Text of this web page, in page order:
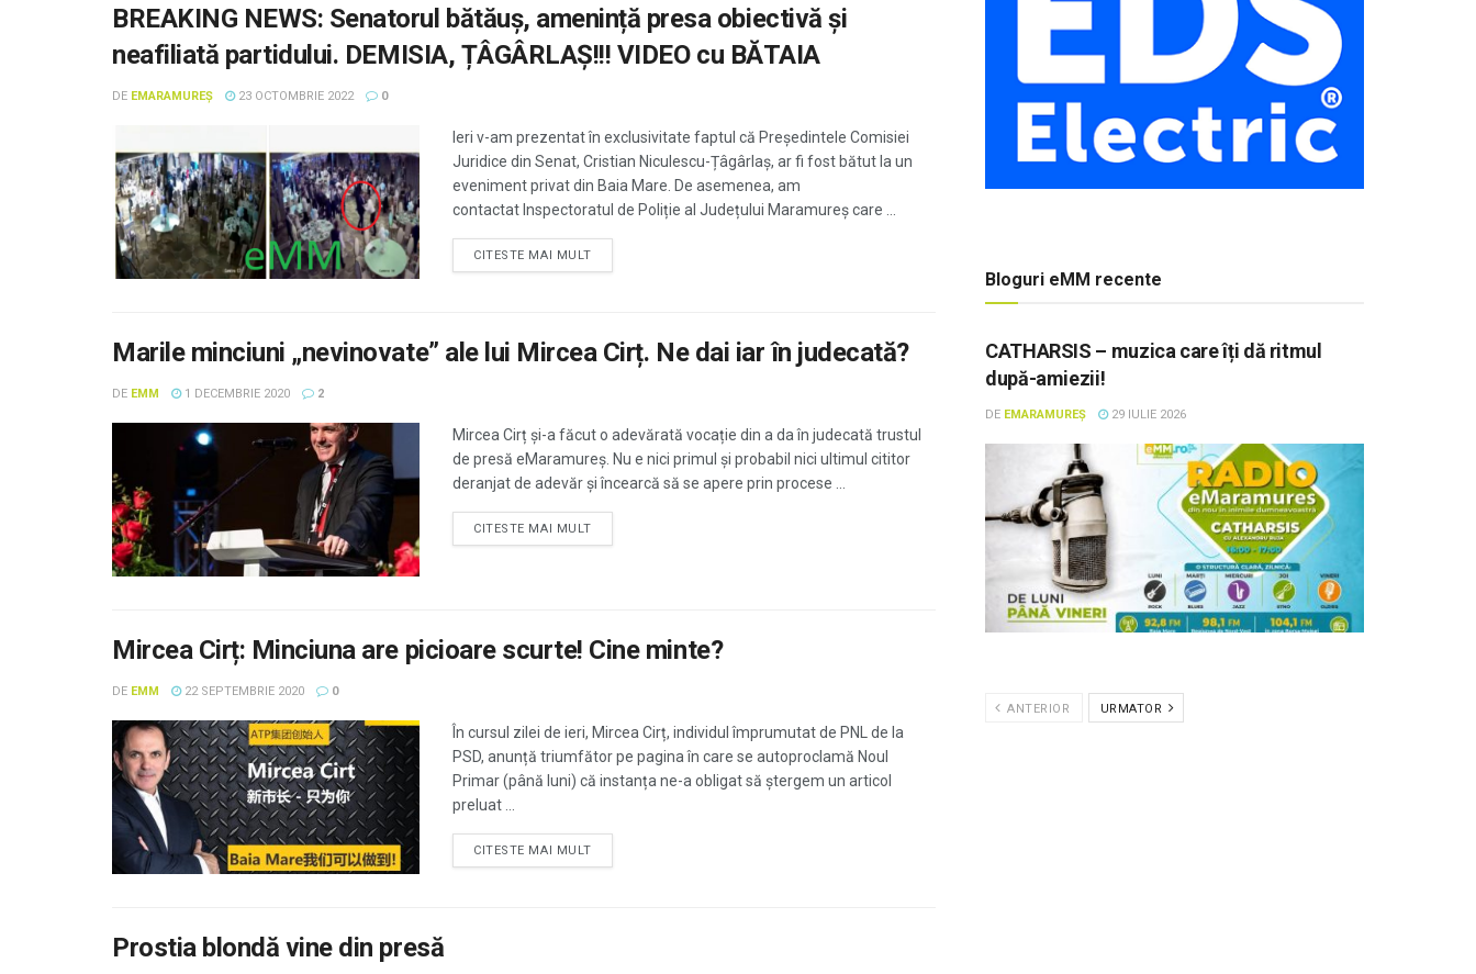
BREAKING NEWS: Senatorul bătăuș, amenință presa obiectivă și
neafiliată partidului. DEMISIA, ȚÂGÂRLAȘ!!! VIDEO cu BĂTAIA
DE EMARAMUREȘ 23 OCTOMBRIE 2022 0
Ieri v-am prezentat în exclusivitate faptul că Președintele Comisiei
Juridice din Senat, Cristian Niculescu-Țâgârlaș, ar fi fost bătut la un
eveniment privat din Baia Mare. De asemenea, am
contactat Inspectoratul de Poliție al Județului Maramureș care ...
CITESTE MAI MULT
Marile minciuni „nevinovate” ale lui Mircea Cirț. Ne dai iar în judecată?
DE EMM 1 DECEMBRIE 2020 2
Mircea Cirț și-a făcut o adevărată vocație din a da în judecată trustul
de presă eMaramureș. Nu e nici primul și probabil nici ultimul cititor
deranjat de adevăr și încearcă să se apere prin procese ...
CITESTE MAI MULT
Mircea Cirț: Minciuna are picioare scurte! Cine minte?
DE EMM 22 SEPTEMBRIE 2020 0
În cursul zilei de ieri, Mircea Cirț, individul împrumutat de PNL de la
PSD, anunță triumfător pe pagina în care se autoproclamă Noul
Primar (până luni) că instanța ne-a obligat să ștergem un articol
preluat ...
CITESTE MAI MULT
Prostia blondă vine din presă
Bloguri eMM recente
CATHARSIS – muzica care îți dă ritmul
după-amiezii!
DE EMARAMUREȘ 29 IULIE 2026
ANTERIOR URMATOR